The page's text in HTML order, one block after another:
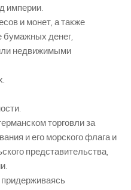
империи.
и монет, а также
бумажных денег,
недвижимыми
торговли за
и его морского флага и
представительства,